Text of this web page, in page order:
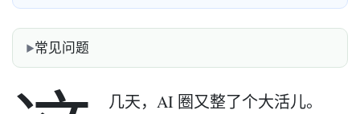
常见问题
几天，AI 圈又整了个大活儿。